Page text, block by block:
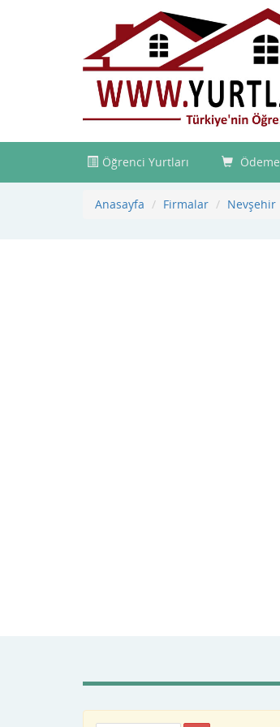
Öğrenci Yurtları Ödeme
Anasayfa Firmalar Nevşehir